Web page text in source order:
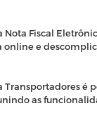
Fiscal
online e
é
as